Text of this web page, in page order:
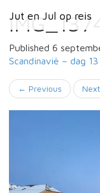
Jut en Jul op reis
Primary
Menu
Jut en Jul op reis
Published 6
Scandinavië – dag 13
← Previous Next